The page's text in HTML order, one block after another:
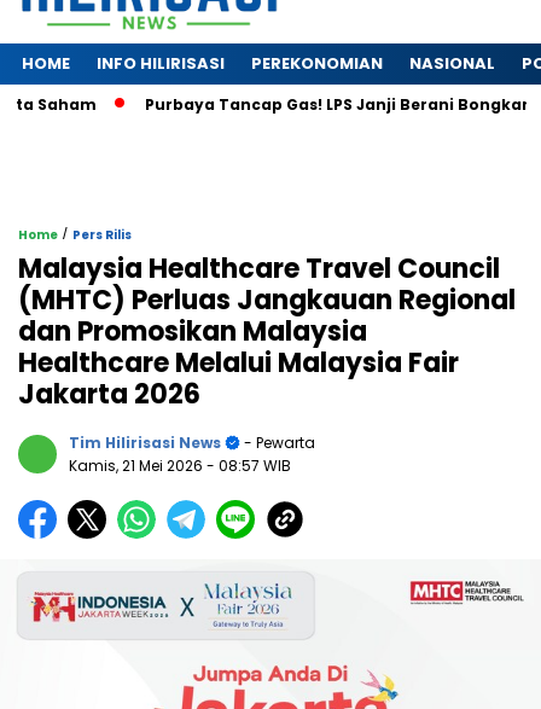
HOME INFO HILIRISASI PEREKONOMIAN NASIONAL
Purbaya Tancap Gas! LPS Janji Berani Bongkar Krisis
Home / Pers Rilis
Malaysia Healthcare Travel Council
(MHTC) Perluas Jangkauan Regional
dan Promosikan Malaysia
Healthcare Melalui Malaysia Fair
Jakarta 2026
Tim Hilirisasi News
- Pewarta
Kamis, 21 Mei 2026 - 08:57 WIB